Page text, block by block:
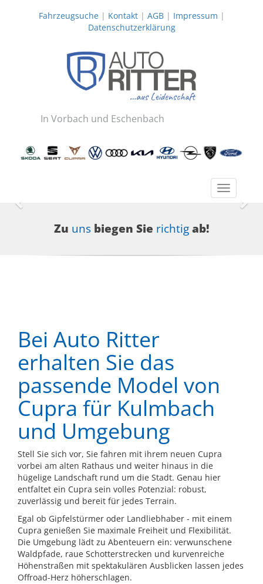
Fahrzeugsuche| Kontakt| AGB| Impressum |
Datenschutzerklärung
In Vorbach und Eschenbach
Toggle
Zurück
Zu unsbiegen Sie richtigab!
Bei Auto Ritter
erhalten Sie das
passende Model von
Cupra für Kulmbach
und Umgebung
Stell Sie sich vor, Sie fahren mit ihrem neuen Cupra
vorbei am alten Rathaus und weiter hinaus in die
hügelige Landschaft rund um die Stadt. Genau hier
entfaltet ein Cupra sein volles Potenzial: robust,
zuverlässig und bereit für jedes Terrain.
Egal ob Gipfelstürmer oder Landliebhaber - mit einem
Cupra genießen Sie maximale Freiheit und Flexibilität.
Die Umgebung lädt zu Abenteuern ein: verwunschene
Waldpfade, raue Schotterstrecken und kurvenreiche
Höhenstraßen mit spektakulären Ausblicken lassen jedes
Offroad-Herz höherschlagen.